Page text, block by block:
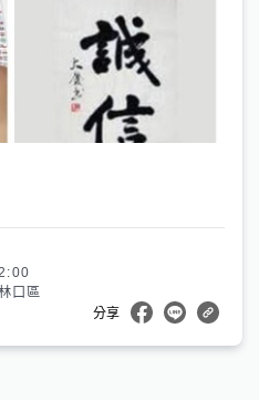
口區
分享